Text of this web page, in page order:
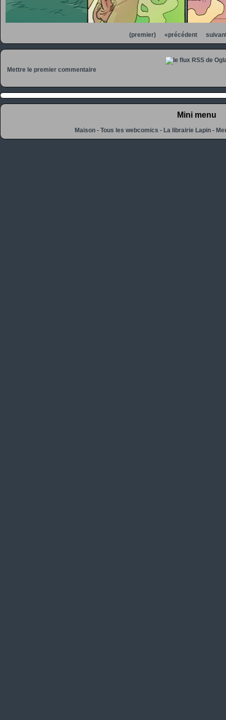
(premier) «précédent
Mettre le premier commentaire
Mini menu
Maison -Tous les webcomics -La librairie Lapin -